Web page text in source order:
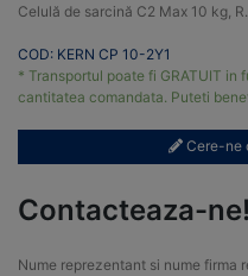
Celulă de sarcină C2 Max 10 kg,
COD: KERN CP 10-2Y1
* Transportul poate fi GRATUIT in
cantitatea comandata. Puteti
Cere-ne
Contacteaza-ne!
Nume reprezentant si nume firma